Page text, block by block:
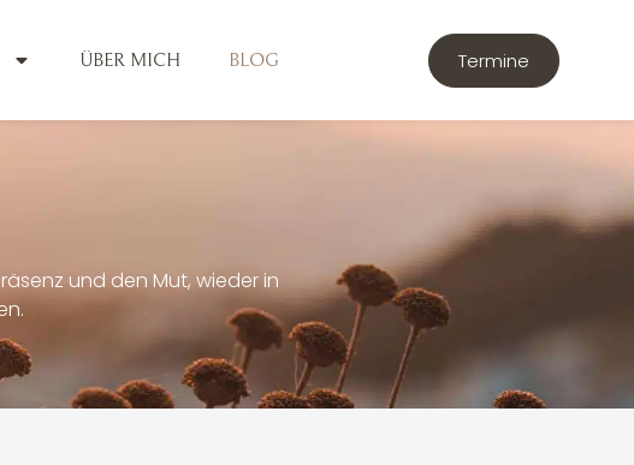
ÜBER MICH BLOG Termine
und den Mut, wieder in